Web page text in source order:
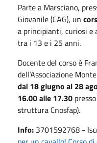
Parte a Marsciano,
Giovanile (CAG), un
a principianti, curiosi e
tra i 13 e i 25 anni.
Docente del corso è
dell’Associazione
dal 18 giugno al 28
16.00 alle 17.30
struttura Cnosfap).
Info: 3701592768 -